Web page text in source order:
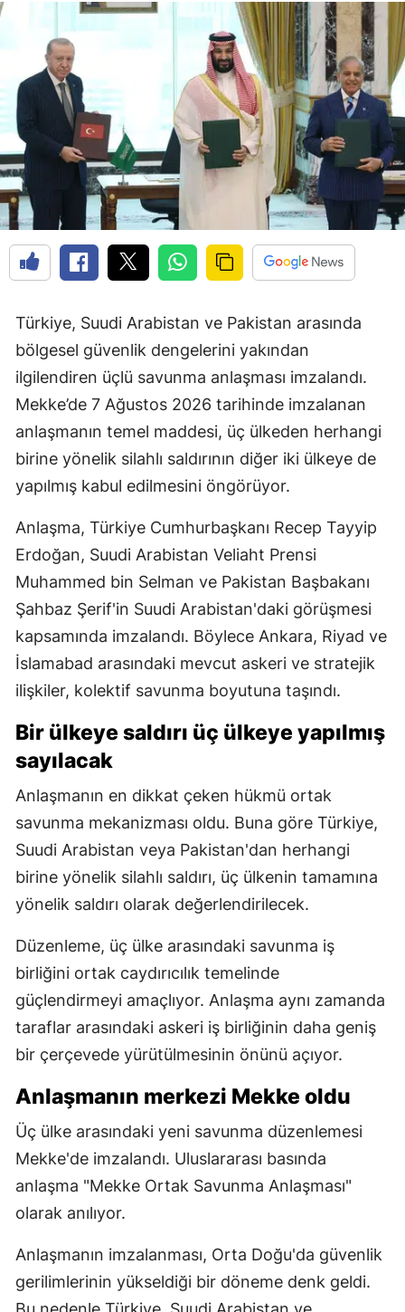
Türkiye, Suudi Arabistan ve Pakistan arasında
bölgesel güvenlik dengelerini yakından
ilgilendiren üçlü savunma anlaşması imzalandı.
Mekke’de 7 Ağustos 2026 tarihinde imzalanan
anlaşmanın temel maddesi, üç ülkeden herhangi
birine yönelik silahlı saldırının diğer iki ülkeye de
yapılmış kabul edilmesini öngörüyor.
Anlaşma, Türkiye Cumhurbaşkanı Recep Tayyip
Erdoğan, Suudi Arabistan Veliaht Prensi
Muhammed bin Selman ve Pakistan Başbakanı
Şahbaz Şerif'in Suudi Arabistan'daki görüşmesi
kapsamında imzalandı. Böylece Ankara, Riyad ve
İslamabad arasındaki mevcut askeri ve stratejik
ilişkiler, kolektif savunma boyutuna taşındı.
Bir ülkeye saldırı üç ülkeye yapılmış
sayılacak
Anlaşmanın en dikkat çeken hükmü ortak
savunma mekanizması oldu. Buna göre Türkiye,
Suudi Arabistan veya Pakistan'dan herhangi
birine yönelik silahlı saldırı, üç ülkenin tamamına
yönelik saldırı olarak değerlendirilecek.
Düzenleme, üç ülke arasındaki savunma iş
birliğini ortak caydırıcılık temelinde
güçlendirmeyi amaçlıyor. Anlaşma aynı zamanda
taraflar arasındaki askeri iş birliğinin daha geniş
bir çerçevede yürütülmesinin önünü açıyor.
Anlaşmanın merkezi Mekke oldu
Üç ülke arasındaki yeni savunma düzenlemesi
Mekke'de imzalandı. Uluslararası basında
anlaşma "Mekke Ortak Savunma Anlaşması"
olarak anılıyor.
Anlaşmanın imzalanması, Orta Doğu'da güvenlik
gerilimlerinin yükseldiği bir döneme denk geldi.